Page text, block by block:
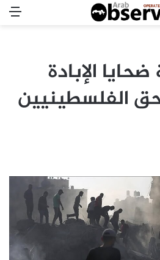
الإبادة
الفلسطينيين